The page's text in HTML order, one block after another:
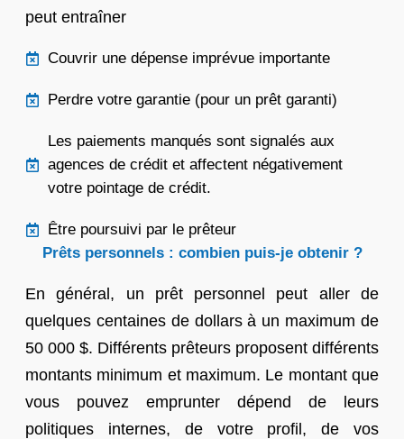
peut entraîner
Couvrir une dépense imprévue importante
Perdre votre garantie (pour un prêt garanti)
Les paiements manqués sont signalés aux
agences de crédit et affectent négativement
votre pointage de crédit.
Être poursuivi par le prêteur
Prêts personnels : combien puis-je obtenir ?
En général, un prêt personnel peut aller de
quelques centaines de dollars à un maximum de
50 000 $. Différents prêteurs proposent différents
montants minimum et maximum. Le montant que
vous pouvez emprunter dépend de leurs
politiques internes, de votre profil, de vos